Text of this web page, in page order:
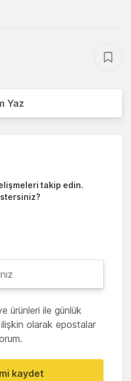
Yaz
takip edin.
ürünleri ile günlük
olarak epostalar
kaydet